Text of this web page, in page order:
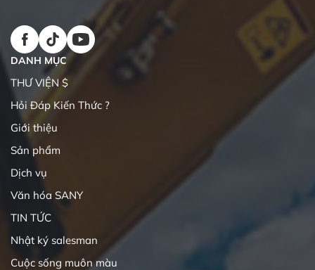
DANH MỤC
THƯ VIỆN $
Hỏi Đáp Kiến Thức ?
Giới thiệu
Sản phẩm
Dịch vụ
Văn hóa SANY
TIN TỨC
Nhật ký salesman
Cuộc sống muôn màu